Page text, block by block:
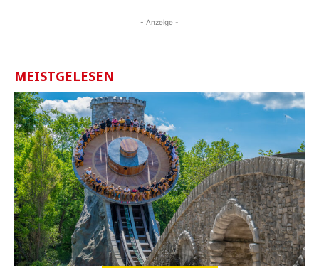
- Anzeige -
MEISTGELESEN